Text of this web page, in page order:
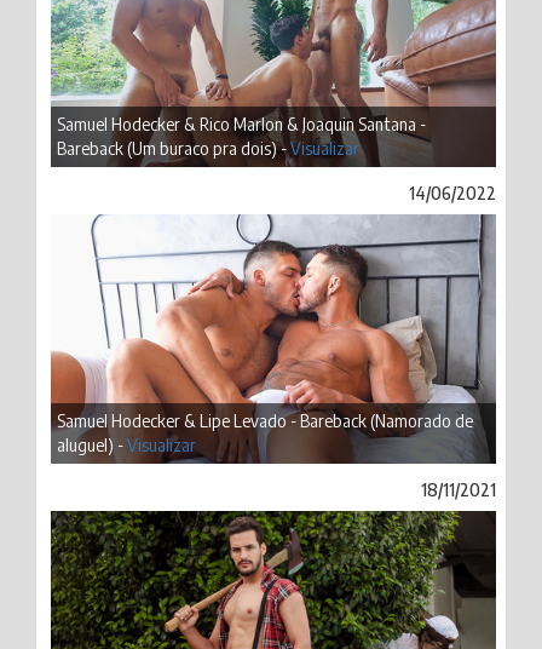
Samuel Hodecker & Rico Marlon & Joaquin Santana -
Bareback (Um buraco pra dois) -Visualizar
14/06/2022
Samuel Hodecker & Lipe Levado - Bareback (Namorado de
aluguel) -Visualizar
18/11/2021